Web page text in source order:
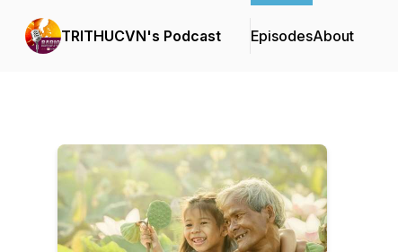
TRITHUCVN's Podcast EpisodesAbout